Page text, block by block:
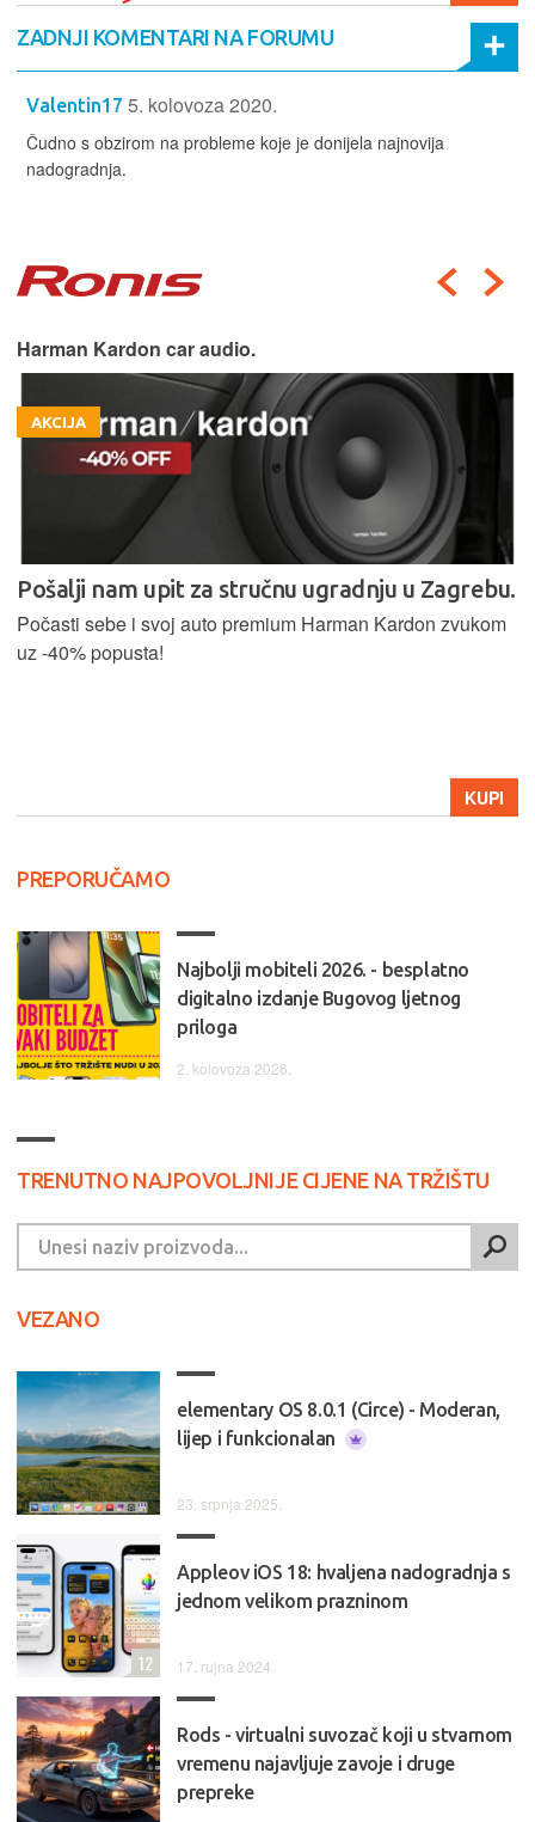
ZADNJI KOMENTARI NA FORUMU
Valentin17 5. kolovoza 2020.
Čudno s obzirom na probleme koje je donijela najnovija
nadogradnja.
Harman Kardon car audio.
AKCIJA
Pošalji nam upit za stručnu ugradnju u Zagrebu.
Počasti sebe i svoj auto premium Harman Kardon zvukom
uz -40% popusta!
KUPI
PREPORUČAMO
Najbolji mobiteli 2026. - besplatno
digitalno izdanje Bugovog ljetnog
priloga
2. kolovoza 2026.
TRENUTNO NAJPOVOLJNIJE CIJENE NA TRŽIŠTU
VEZANO
elementary OS 8.0.1 (Circe) - Moderan,
lijep i funkcionalan
23. srpnja 2025.
Appleov iOS 18: hvaljena nadogradnja s
jednom velikom prazninom
17. rujna 2024.
12
Rods - virtualni suvozač koji u stvarnom
vremenu najavljuje zavoje i druge
prepreke